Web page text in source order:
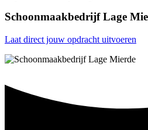
Schoonmaakbedrijf Lage
Laat direct jouw opdracht uitvoeren